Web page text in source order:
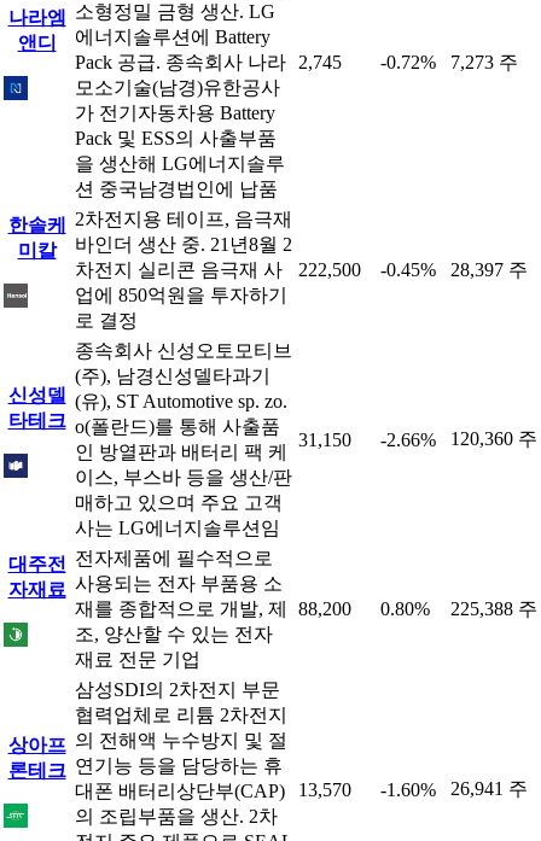
나라엠
앤디
소형정밀 금형 생산. LG
에너지솔루션에 Battery
Pack 공급. 종속회사 나라
모소기술(남경)유한공사
가 전기자동차용 Battery
Pack 및 ESS의 사출부품
을 생산해 LG에너지솔루
션 중국남경법인에 납품
2,745 -0.72% 7,273 주
한솔케
미칼
2차전지용 테이프, 음극재
바인더 생산 중. 21년8월 2
차전지 실리콘 음극재 사
업에 850억원을 투자하기
로 결정
222,500 -0.45% 28,397 주
신성델
타테크
종속회사 신성오토모티브
(주), 남경신성델타과기
(유), ST Automotive sp. zo.
o(폴란드)를 통해 사출품
인 방열판과 배터리 팩 케
이스, 부스바 등을 생산/판
매하고 있으며 주요 고객
사는 LG에너지솔루션임
31,150 -2.66% 120,360 주
대주전
자재료
전자제품에 필수적으로
사용되는 전자 부품용 소
재를 종합적으로 개발, 제
조, 양산할 수 있는 전자
재료 전문 기업
88,200 0.80% 225,388 주
상아프
론테크
삼성SDI의 2차전지 부문
협력업체로 리튬 2차전지
의 전해액 누수방지 및 절
연기능 등을 담당하는 휴
대폰 배터리상단부(CAP)
의 조립부품을 생산. 2차
13,570 -1.60% 26,941 주